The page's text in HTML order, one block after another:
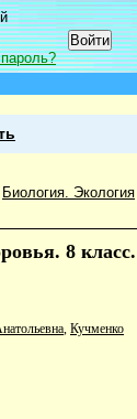
Биология. Экология
8
Кучменко